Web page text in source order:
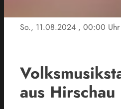
So., 11.08.2024 , 00:00 Uhr
aus Hirschau